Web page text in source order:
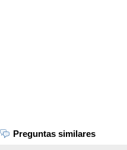
Preguntas similares